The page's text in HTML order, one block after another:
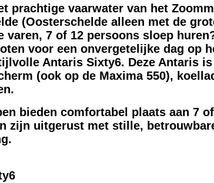
prachtige vaarwater van het
(Oosterschelde alleen met de
varen, 7 of 12 persoons sloep
voor een onvergetelijke dag op
Antaris Sixty6. Deze Antaris
(ook op de Maxima 550),
bieden comfortabel plaats aan 7
zijn uitgerust met stille,